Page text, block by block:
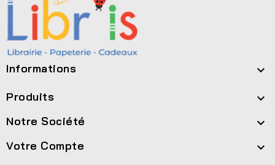
Informations 
Produits 
Notre Société 
Votre Compte 